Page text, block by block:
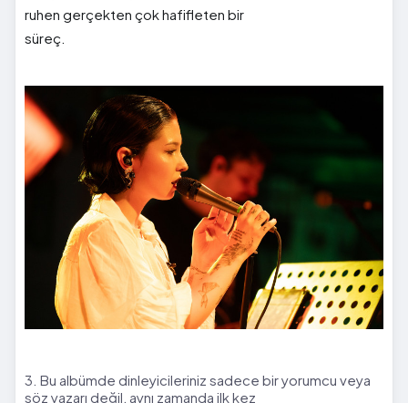
ruhen gerçekten çok hafifleten bir
süreç.
3. Bu albümde dinleyicileriniz sadece bir yorumcu veya
söz yazarı değil, aynı zamanda ilk kez